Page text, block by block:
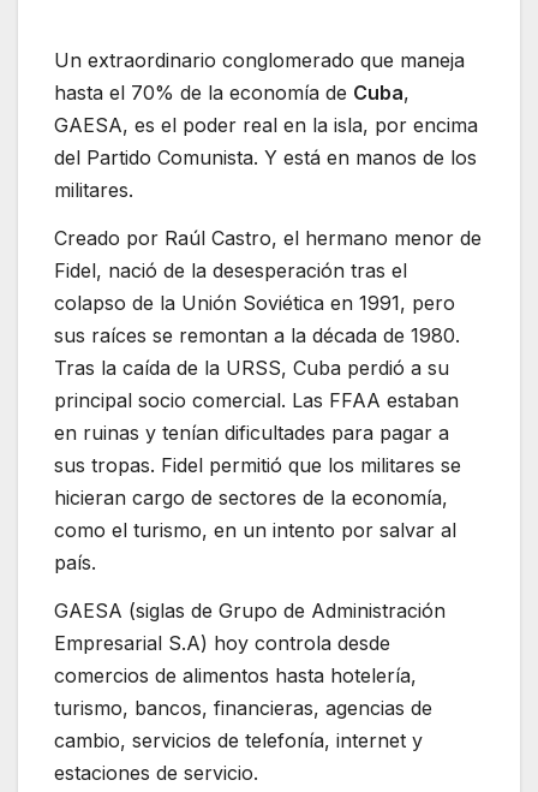
Un extraordinario conglomerado que maneja
hasta el 70% de la economía de Cuba,
GAESA, es el poder real en la isla, por encima
del Partido Comunista. Y está en manos de los
militares.
Creado por Raúl Castro, el hermano menor de
Fidel, nació de la desesperación tras el
colapso de la Unión Soviética en 1991, pero
sus raíces se remontan a la década de 1980.
Tras la caída de la URSS, Cuba perdió a su
principal socio comercial. Las FFAA estaban
en ruinas y tenían dificultades para pagar a
sus tropas. Fidel permitió que los militares se
hicieran cargo de sectores de la economía,
como el turismo, en un intento por salvar al
país.
GAESA (siglas de Grupo de Administración
Empresarial S.A) hoy controla desde
comercios de alimentos hasta hotelería,
turismo, bancos, financieras, agencias de
cambio, servicios de telefonía, internet y
estaciones de servicio.